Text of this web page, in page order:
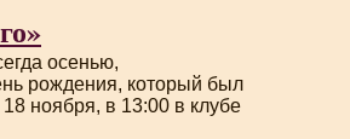
осенью,
рождения, который был
ноября, в 13:00 в клубе